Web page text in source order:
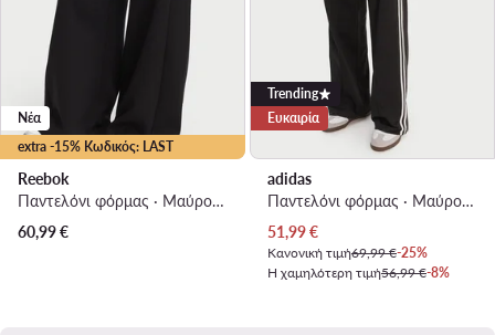
extra -15% Κωδικός: LAST
Νέα
Reebok
Παντελόνι φόρμας · Μαύρο · Regular Fit
60,99€
Trending
Ευκαιρία
adidas
Παντελόνι φόρμας · Μαύρο · Relaxed Fit
Τρέχουσα τιμή
51,99€
Κανονική τιμή69,99 €-25%
Η χαμηλότερη τιμή56,99 €-8%